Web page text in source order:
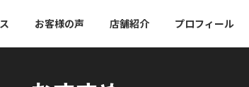
お客様の声 店舗紹介 プロフィール